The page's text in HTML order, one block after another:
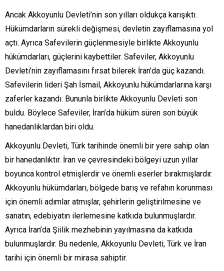
Ancak Akkoyunlu Devleti’nin son yılları oldukça karışıktı.
Hükümdarların sürekli değişmesi, devletin zayıflamasına yol
açtı. Ayrıca Safevilerin güçlenmesiyle birlikte Akkoyunlu
hükümdarları, güçlerini kaybettiler. Safeviler, Akkoyunlu
Devleti’nin zayıflamasını fırsat bilerek İran’da güç kazandı.
Safevilerin lideri Şah İsmail, Akkoyunlu hükümdarlarına karşı
zaferler kazandı. Bununla birlikte Akkoyunlu Devleti son
buldu. Böylece Safeviler, İran’da hüküm süren son büyük
hanedanlıklardan biri oldu.
Akkoyunlu Devleti, Türk tarihinde önemli bir yere sahip olan
bir hanedanlıktır. İran ve çevresindeki bölgeyi uzun yıllar
boyunca kontrol etmişlerdir ve önemli eserler bırakmışlardır.
Akkoyunlu hükümdarları, bölgede barış ve refahın korunması
için önemli adımlar atmışlar, şehirlerin geliştirilmesine ve
sanatın, edebiyatın ilerlemesine katkıda bulunmuşlardır.
Ayrıca İran’da Şiilik mezhebinin yayılmasına da katkıda
bulunmuşlardır. Bu nedenle, Akkoyunlu Devleti, Türk ve İran
tarihi için önemli bir mirasa sahiptir.